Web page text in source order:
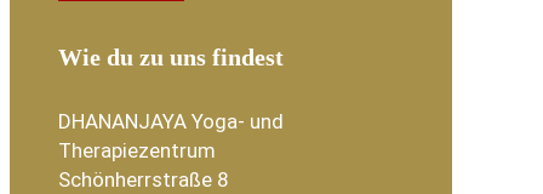
Wie du zu uns findest
DHANANJAYA Yoga- und
Therapiezentrum
Schönherrstraße 8